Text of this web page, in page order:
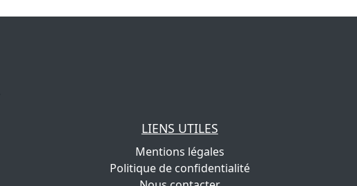
LIENS UTILES
Mentions légales
Politique de confidentialité